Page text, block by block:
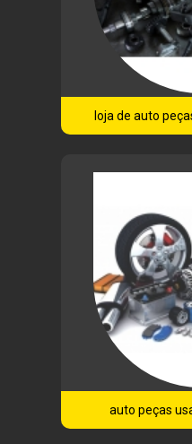
loja de auto
auto peças